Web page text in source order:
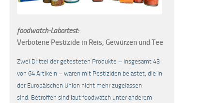
foodwatch-Labortest:
Verbotene Pestizide in Reis, Gewürzen und Tee
Zwei Drittel der getesteten Produkte – insgesamt 43
von 64 Artikeln – waren mit Pestiziden belastet, die in
der Europäischen Union nicht mehr zugelassen
sind. Betroffen sind laut foodwatch unter anderem